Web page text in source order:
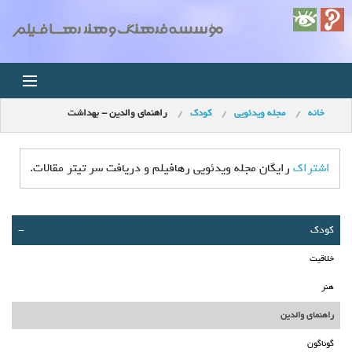
خانه
فروشگاه
کودک
خانه مجله ویدئویی کودک راهنمای والدین - بهداشت
اشتراک رایگان مجله ویدئویی رهافیلم و دریافت سر تیتر مقالات.
کودک -
خلاقیت
هنر
راهنمای والدین
گوناگون